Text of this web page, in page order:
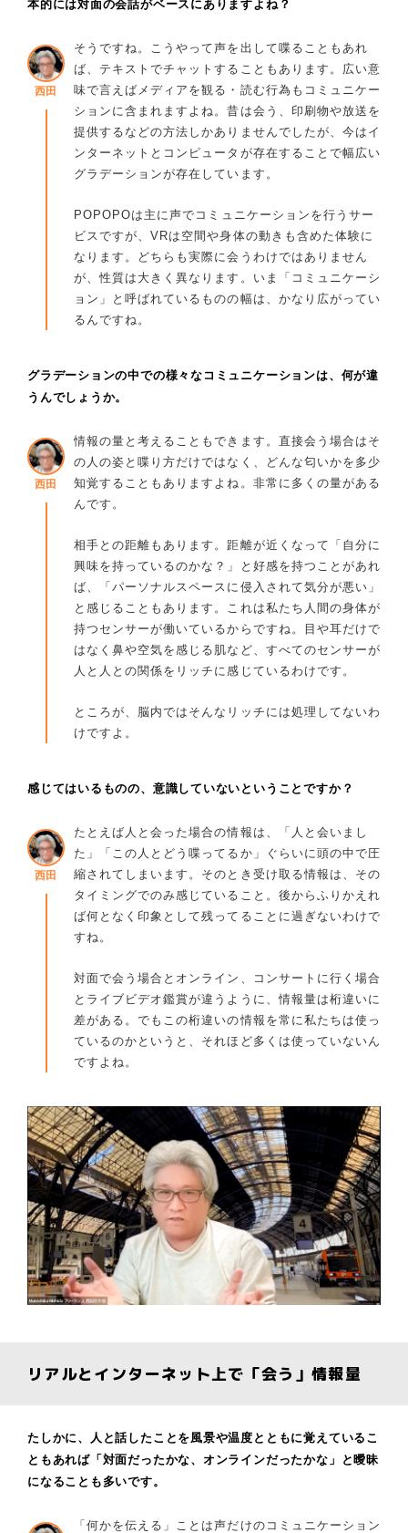
本的には対面の会話がベースにありますよね？
西田
そうですね。こうやって声を出して喋ることもあれ
ば、テキストでチャットすることもあります。広い意
味で言えばメディアを観る・読む行為もコミュニケー
ションに含まれますよね。昔は会う、印刷物や放送を
提供するなどの方法しかありませんでしたが、今はイ
ンターネットとコンピュータが存在することで幅広い
グラデーションが存在しています。
POPOPOは主に声でコミュニケーションを行うサー
ビスですが、VRは空間や身体の動きも含めた体験に
なります。どちらも実際に会うわけではありません
が、性質は大きく異なります。いま「コミュニケーシ
ョン」と呼ばれているものの幅は、かなり広がってい
るんですね。
グラデーションの中での様々なコミュニケーションは、何が違
うんでしょうか。
西田
情報の量と考えることもできます。直接会う場合はそ
の人の姿と喋り方だけではなく、どんな匂いかを多少
知覚することもありますよね。非常に多くの量がある
んです。
相手との距離もあります。距離が近くなって「自分に
興味を持っているのかな？」と好感を持つことがあれ
ば、「パーソナルスペースに侵入されて気分が悪い」
と感じることもあります。これは私たち人間の身体が
持つセンサーが働いているからですね。目や耳だけで
はなく鼻や空気を感じる肌など、すべてのセンサーが
人と人との関係をリッチに感じているわけです。
ところが、脳内ではそんなリッチには処理してないわ
けですよ。
感じてはいるものの、意識していないということですか？
西田
たとえば人と会った場合の情報は、「人と会いまし
た」「この人とどう喋ってるか」ぐらいに頭の中で圧
縮されてしまいます。そのとき受け取る情報は、その
タイミングでのみ感じていること。後からふりかえれ
ば何となく印象として残ってることに過ぎないわけで
すね。
対面で会う場合とオンライン、コンサートに行く場合
とライブビデオ鑑賞が違うように、情報量は桁違いに
差がある。でもこの桁違いの情報を常に私たちは使っ
ているのかというと、それほど多くは使っていないん
ですよね。
リアルとインターネット上で「会う」情報量
たしかに、人と話したことを風景や温度とともに覚えているこ
ともあれば「対面だったかな、オンラインだったかな」と曖昧
になることも多いです。
「何かを伝える」ことは声だけのコミュニケーション